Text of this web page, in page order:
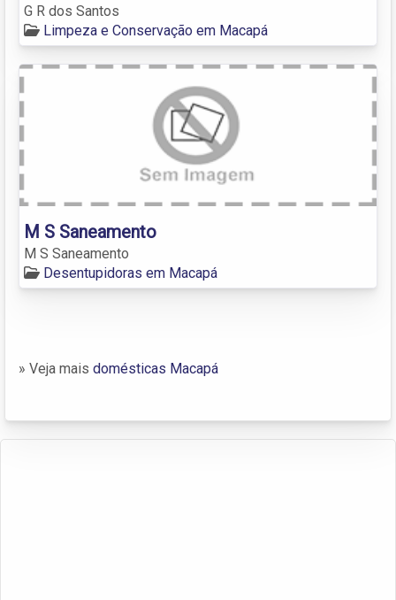
G R dos Santos
Limpeza e Conservação em Macapá
M S Saneamento
M S Saneamento
Desentupidoras em Macapá
» Veja mais domésticas Macapá